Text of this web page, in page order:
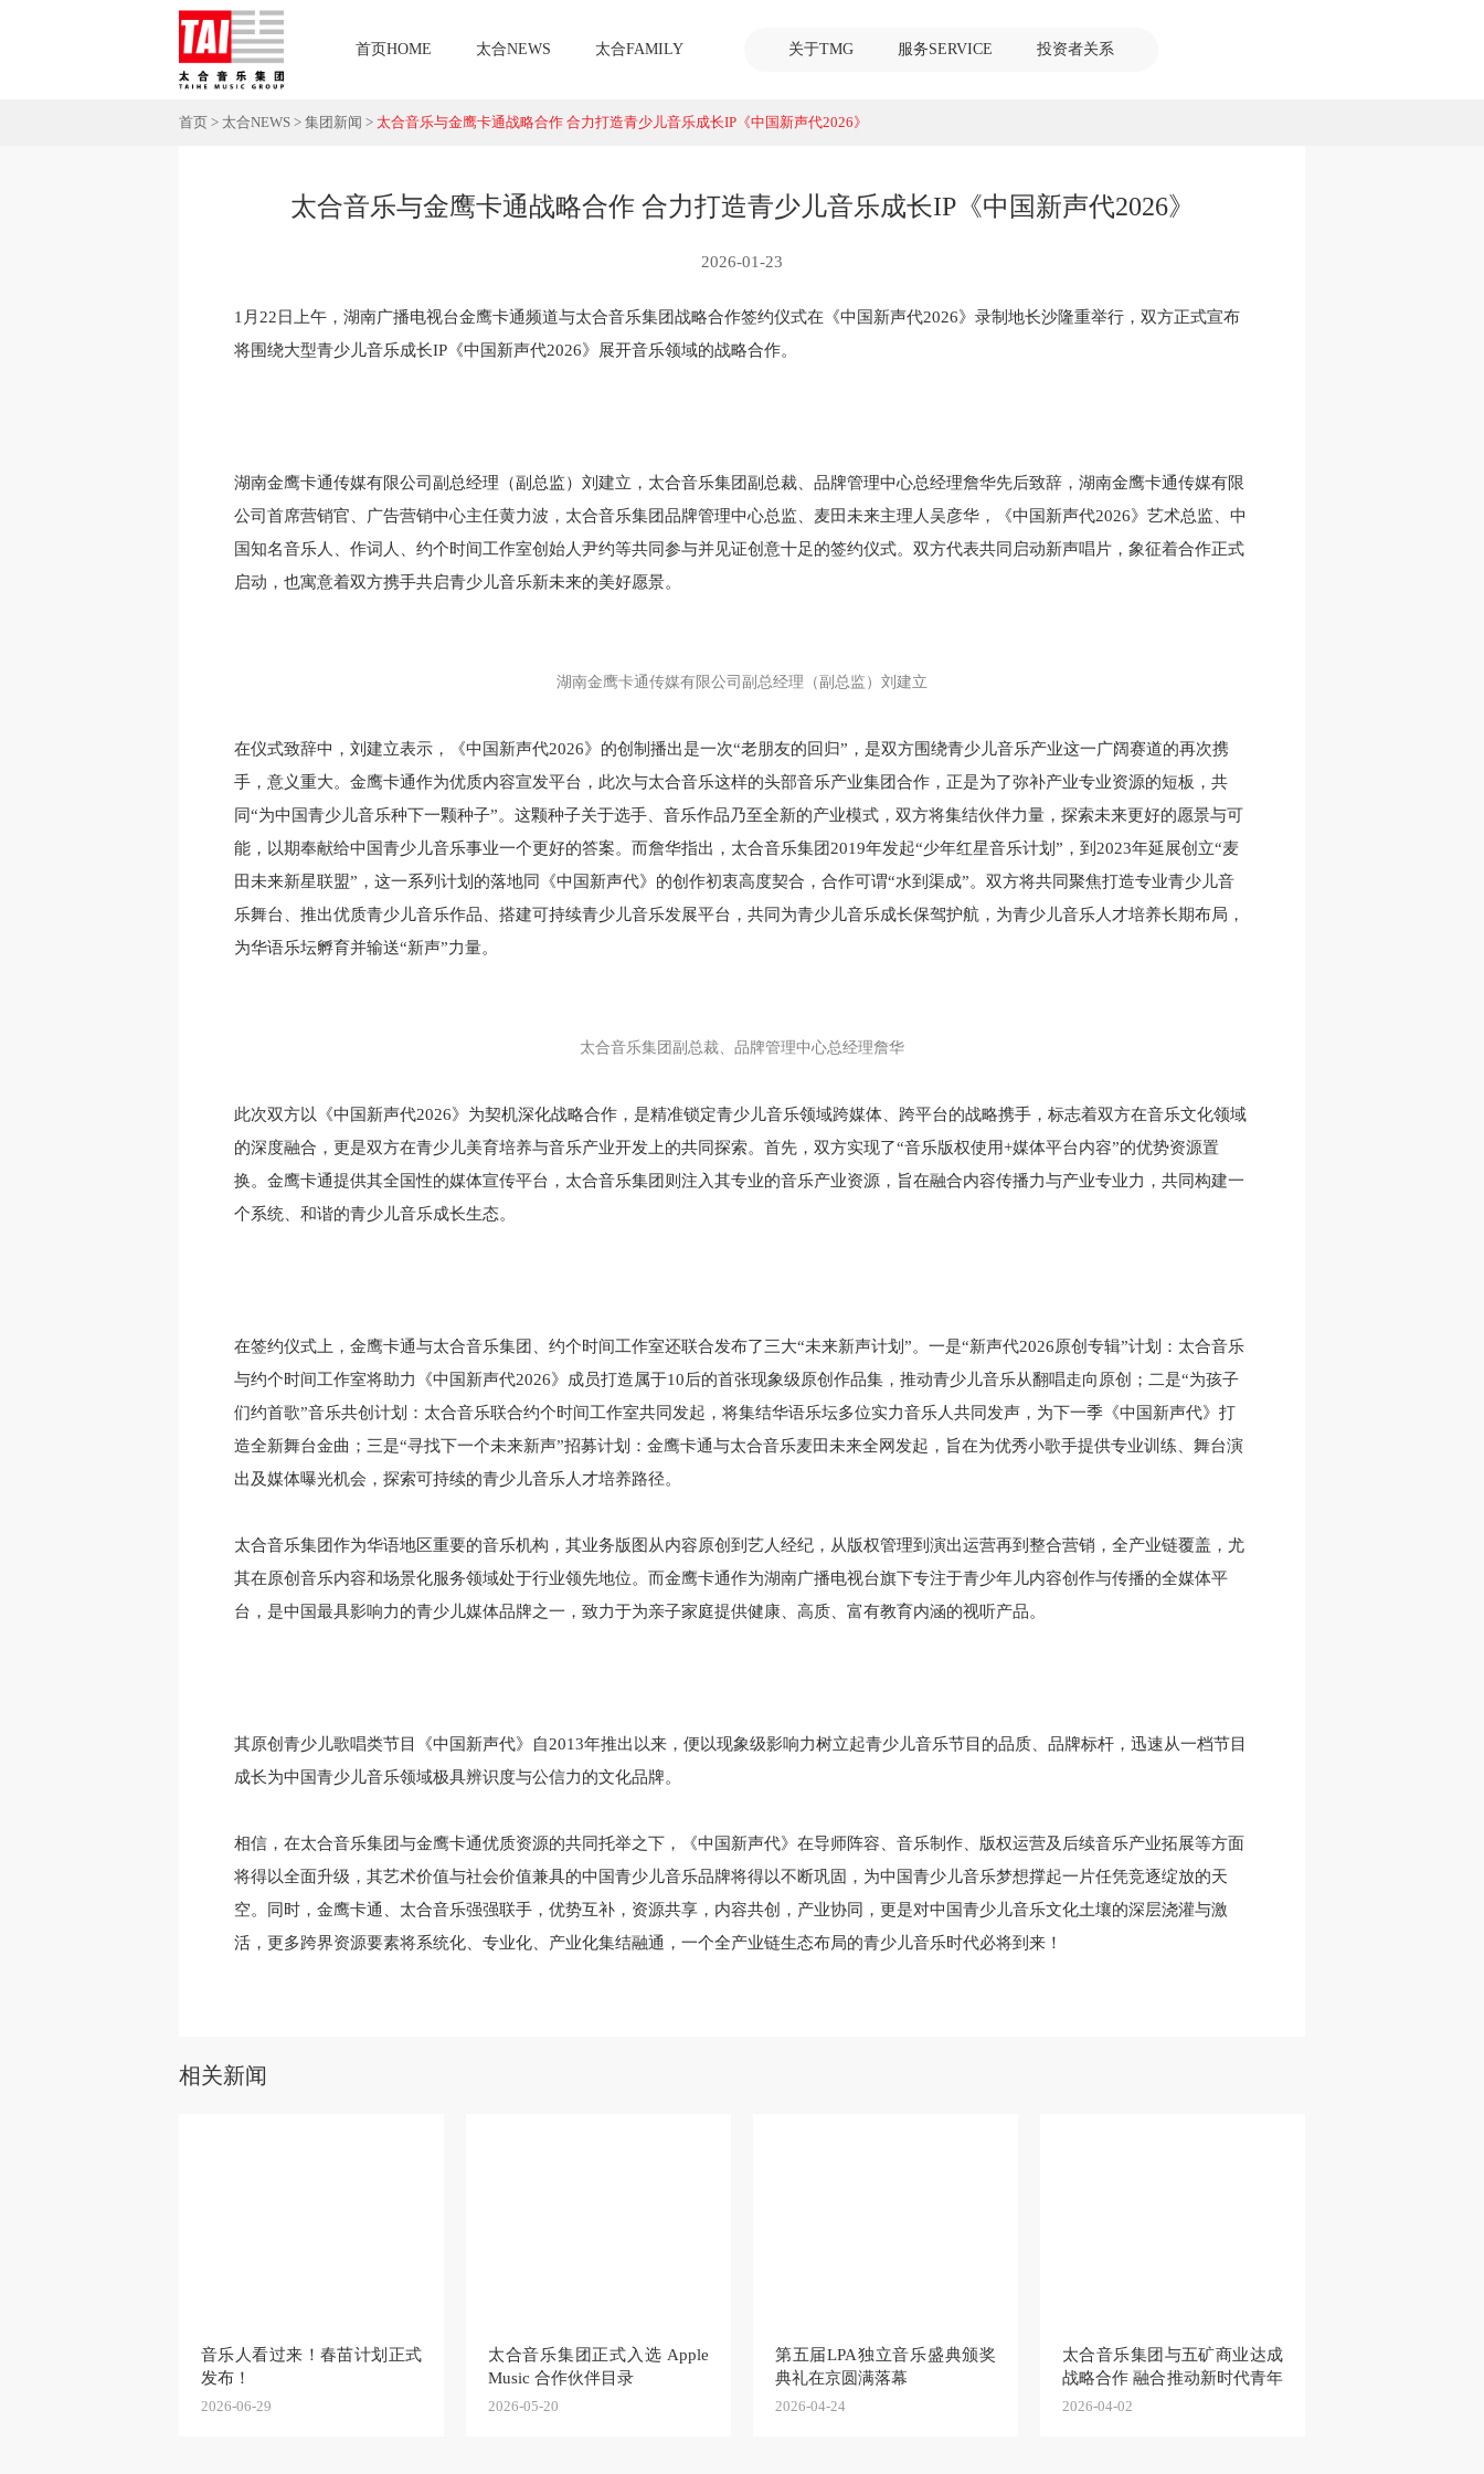
首页HOME 太合NEWS 太合FAMILY 关于TMG 服务SERVICE 投资者关系
首页 > 太合NEWS > 集团新闻 > 太合音乐与金鹰卡通战略合作 合力打造青少儿音乐成长IP《中国新声代2026》
太合音乐与金鹰卡通战略合作 合力打造青少儿音乐成长IP《中国新声代2026》
2026-01-23
1月22日上午，湖南广播电视台金鹰卡通频道与太合音乐集团战略合作签约仪式在《中国新声代2026》录制地长沙隆重举行，双方正式宣布
将围绕大型青少儿音乐成长IP《中国新声代2026》展开音乐领域的战略合作。
湖南金鹰卡通传媒有限公司副总经理（副总监）刘建立，太合音乐集团副总裁、品牌管理中心总经理詹华先后致辞，湖南金鹰卡通传媒有限
公司首席营销官、广告营销中心主任黄力波，太合音乐集团品牌管理中心总监、麦田未来主理人吴彦华，《中国新声代2026》艺术总监、中
国知名音乐人、作词人、约个时间工作室创始人尹约等共同参与并见证创意十足的签约仪式。双方代表共同启动新声唱片，象征着合作正式
启动，也寓意着双方携手共启青少儿音乐新未来的美好愿景。
湖南金鹰卡通传媒有限公司副总经理（副总监） 刘建立
在仪式致辞中，刘建立表示，《中国新声代2026》的创制播出是一次“老朋友的回归”，是双方围绕青少儿音乐产业这一广阔赛道的再次携
手，意义重大。金鹰卡通作为优质内容宣发平台，此次与太合音乐这样的头部音乐产业集团合作，正是为了弥补产业专业资源的短板，共
同“为中国青少儿音乐种下一颗种子”。这颗种子关于选手、音乐作品乃至全新的产业模式，双方将集结伙伴力量，探索未来更好的愿景与可
能，以期奉献给中国青少儿音乐事业一个更好的答案。而詹华指出，太合音乐集团2019年发起“少年红星音乐计划”，到2023年延展创立“麦
田未来新星联盟”，这一系列计划的落地同《中国新声代》的创作初衷高度契合，合作可谓“水到渠成”。双方将共同聚焦打造专业青少儿音
乐舞台、推出优质青少儿音乐作品、搭建可持续青少儿音乐发展平台，共同为青少儿音乐成长保驾护航，为青少儿音乐人才培养长期布局，
为华语乐坛孵育并输送“新声”力量。
太合音乐集团副总裁、品牌管理中心总经理詹华
此次双方以《中国新声代2026》为契机深化战略合作，是精准锁定青少儿音乐领域跨媒体、跨平台的战略携手，标志着双方在音乐文化领域
的深度融合，更是双方在青少儿美育培养与音乐产业开发上的共同探索。首先，双方实现了“音乐版权使用+媒体平台内容”的优势资源置
换。金鹰卡通提供其全国性的媒体宣传平台，太合音乐集团则注入其专业的音乐产业资源，旨在融合内容传播力与产业专业力，共同构建一
个系统、和谐的青少儿音乐成长生态。
在签约仪式上，金鹰卡通与太合音乐集团、约个时间工作室还联合发布了三大“未来新声计划”。一是“新声代2026原创专辑”计划：太合音乐
与约个时间工作室将助力《中国新声代2026》成员打造属于10后的首张现象级原创作品集，推动青少儿音乐从翻唱走向原创；二是“为孩子
们约首歌”音乐共创计划：太合音乐联合约个时间工作室共同发起，将集结华语乐坛多位实力音乐人共同发声，为下一季《中国新声代》打
造全新舞台金曲；三是“寻找下一个未来新声”招募计划：金鹰卡通与太合音乐麦田未来全网发起，旨在为优秀小歌手提供专业训练、舞台演
出及媒体曝光机会，探索可持续的青少儿音乐人才培养路径。
太合音乐集团作为华语地区重要的音乐机构，其业务版图从内容原创到艺人经纪，从版权管理到演出运营再到整合营销，全产业链覆盖，尤
其在原创音乐内容和场景化服务领域处于行业领先地位。而金鹰卡通作为湖南广播电视台旗下专注于青少年儿内容创作与传播的全媒体平
台，是中国最具影响力的青少儿媒体品牌之一，致力于为亲子家庭提供健康、高质、富有教育内涵的视听产品。
其原创青少儿歌唱类节目《中国新声代》自2013年推出以来，便以现象级影响力树立起青少儿音乐节目的品质、品牌标杆，迅速从一档节目
成长为中国青少儿音乐领域极具辨识度与公信力的文化品牌。
相信，在太合音乐集团与金鹰卡通优质资源的共同托举之下，《中国新声代》在导师阵容、音乐制作、版权运营及后续音乐产业拓展等方面
将得以全面升级，其艺术价值与社会价值兼具的中国青少儿音乐品牌将得以不断巩固，为中国青少儿音乐梦想撑起一片任凭竞逐绽放的天
空。同时，金鹰卡通、太合音乐强强联手，优势互补，资源共享，内容共创，产业协同，更是对中国青少儿音乐文化土壤的深层浇灌与激
活，更多跨界资源要素将系统化、专业化、产业化集结融通，一个全产业链生态布局的青少儿音乐时代必将到来！
相关新闻
音乐人看过来！春苗计划正式
发布！
2026-06-29
太合音乐集团正式入选 Apple
Music 合作伙伴目录
2026-05-20
第五届LPA独立音乐盛典颁奖
典礼在京圆满落幕
2026-04-24
太合音乐集团与五矿商业达成
战略合作 融合推动新时代青年
文化发展
2026-04-02